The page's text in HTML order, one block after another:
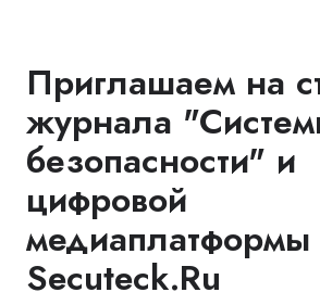
Приглашаем на
журнала
безопасности" и
цифровой
медиаплатформы
Secuteck.Ru